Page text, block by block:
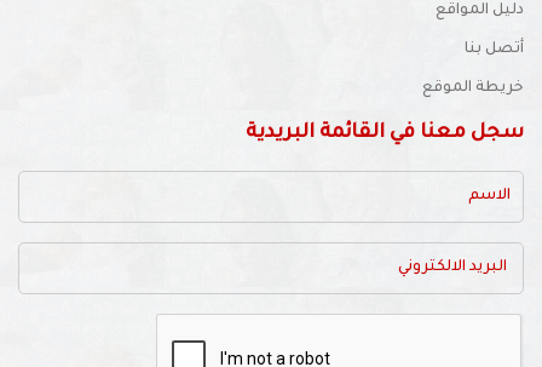
دليل المواقع
أتصل بنا
خريطة الموقع
سجل معنا في القائمة البريدية